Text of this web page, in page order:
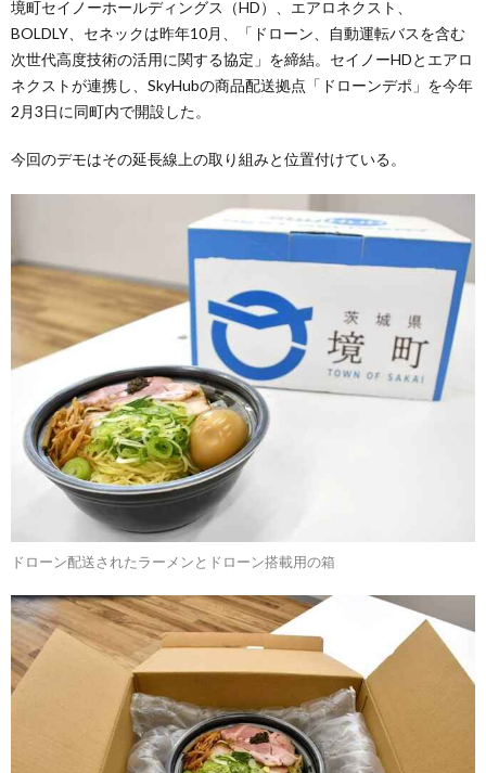
境町セイノーホールディングス（HD）、エアロネクスト、
BOLDLY、セネックは昨年10月、「ドローン、自動運転バスを含む
次世代高度技術の活用に関する協定」を締結。セイノーHDとエアロ
ネクストが連携し、SkyHubの商品配送拠点「ドローンデポ」を今年
2月3日に同町内で開設した。
今回のデモはその延長線上の取り組みと位置付けている。
ドローン配送されたラーメンとドローン搭載用の箱